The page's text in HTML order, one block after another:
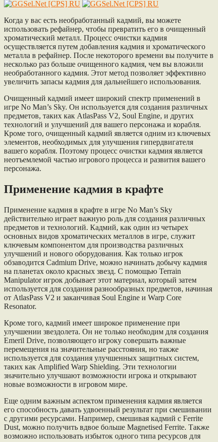
Когда у вас есть необработанный кадмий, вы можете
использовать рефайнер, чтобы превратить его в очищенный
хроматический металл. Процесс очистки кадмия
осуществляется путем добавления кадмия и хроматического
металла в рефайнер. После некоторого времени вы получите в
несколько раз больше очищенного кадмия, чем вы вложили
необработанного кадмия. Этот метод позволяет эффективно
увеличить запасы кадмия для дальнейшего использования.
Очищенный кадмий имеет широкий спектр применений в
игре No Man’s Sky. Он используется для создания различных
предметов, таких как AtlasPass V2, Soul Engine, и других
технологий и улучшений для вашего персонажа и корабля.
Кроме того, очищенный кадмий является одним из ключевых
элементов, необходимых для улучшения гипердвигателя
вашего корабля. Поэтому процесс очистки кадмия является
неотъемлемой частью игрового процесса и развития вашего
персонажа.
Применение кадмия в крафте
Применение кадмия в крафте в игре No Man’s Sky
действительно играет важную роль для создания различных
предметов и технологий. Кадмий, как один из четырех
основных видов хроматических металлов в игре, служит
ключевым компонентом для производства различных
улучшений и нового оборудования. Как только игрок
обзаводится Cadmium Drive, можно начинать добычу кадмия
на планетах около красных звезд. С помощью Terrain
Manipulator игрок добывает этот материал, который затем
используется для создания разнообразных предметов, начиная
от AtlasPass V2 и заканчивая Soul Engine и Warp Core
Resonator.
Кроме того, кадмий имеет широкое применение при
улучшении звездолета. Он не только необходим для создания
Emeril Drive, позволяющего игроку совершать важные
перемещения на значительные расстояния, но также
используется для создания улучшенных защитных систем,
таких как Amplified Warp Shielding. Эти технологии
значительно улучшают возможности игрока и открывают
новые возможности в игровом мире.
Еще одним важным аспектом применения кадмия является
его способность давать удвоенный результат при смешивании
с другими ресурсами. Например, смешивая кадмий с Ferrite
Dust, можно получить вдвое больше Magnetised Ferrite. Также
возможно использовать избыток одного типа ресурсов для